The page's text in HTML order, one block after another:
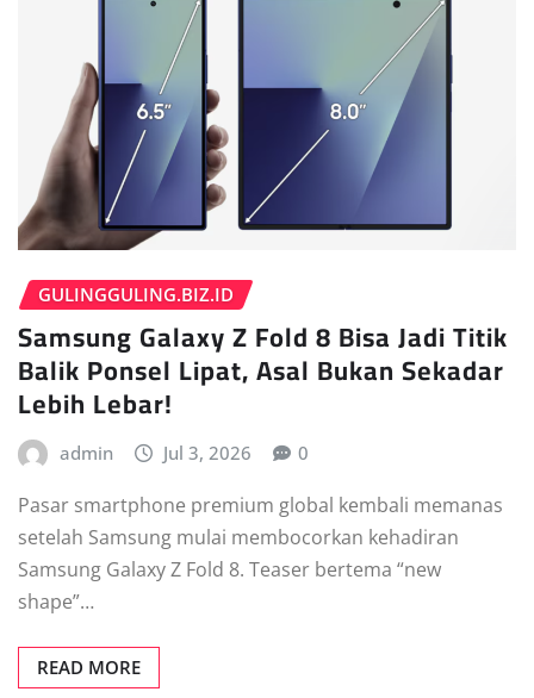
GULINGGULING.BIZ.ID
Samsung Galaxy Z Fold 8 Bisa Jadi Titik
Balik Ponsel Lipat, Asal Bukan Sekadar
Lebih Lebar!
admin Jul 3, 2026 0
Pasar smartphone premium global kembali memanas
setelah Samsung mulai membocorkan kehadiran
Samsung Galaxy Z Fold 8. Teaser bertema “new
shape”…
READ MORE